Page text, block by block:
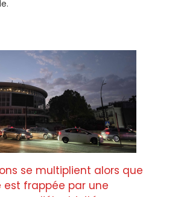
se multiplient alors que
est frappée par une